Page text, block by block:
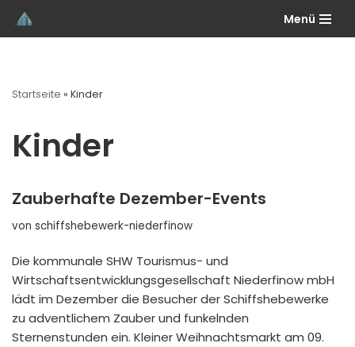
Zum
Menü
Startseite » Kinder
Kinder
Zauberhafte Dezember-Events
von schiffshebewerk-niederfinow
Die kommunale SHW Tourismus- und
Wirtschaftsentwicklungsgesellschaft Niederfinow mbH
lädt im Dezember die Besucher der Schiffshebewerke
zu adventlichem Zauber und funkelnden
Sternenstunden ein. Kleiner Weihnachtsmarkt am 09.